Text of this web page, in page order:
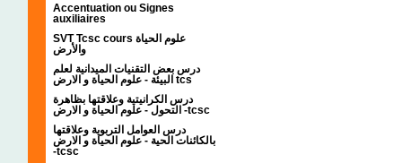
Accentuation ou Signes
auxiliaires
SVT Tcsc cours علوم الحياة
والأرض
درس بعض التقنيات الميدانية لعلم
البيئة - علوم الحياة و الارض tcs
درس الكرانيتية وعلاقتها بظاهرة
التحول - علوم الحياة و الارض -tcsc
درس العوامل التربوية وعلاقتها
بالكائنات الحية - علوم الحياة و الارض
-tcsc